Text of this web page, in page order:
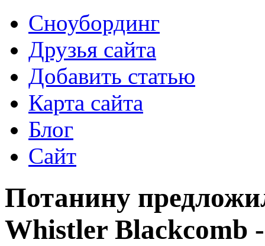
Сноубординг
Друзья сайта
Добавить статью
Карта сайта
Блог
Сайт
Потанину
Whistler Blackcomb